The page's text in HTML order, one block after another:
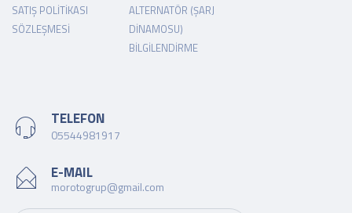
SATIŞ POLITIKASI
SÖZLEŞMESI
ALTERNATÖR (ŞARJ
DINAMOSU)
BILGILENDIRME
TELEFON
05544981917
E-MAIL
morotogrup@gmail.com